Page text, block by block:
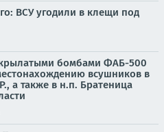
ВСУ угодили в клещи под
бомбами ФАБ-500
всушников в
а также в н.п. Братеница